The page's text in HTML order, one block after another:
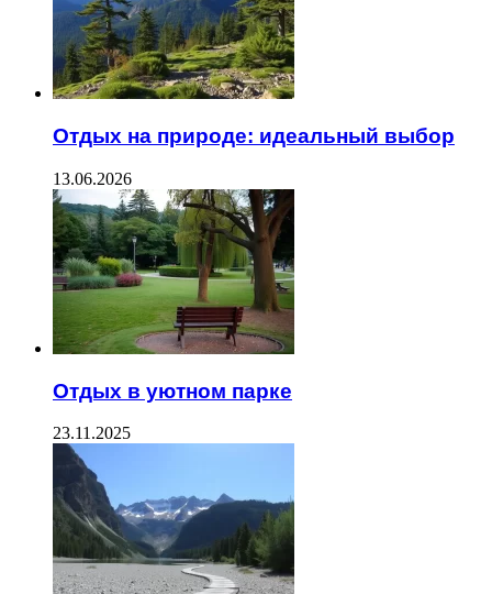
Отдых на природе: идеальный выбор
13.06.2026
Отдых в уютном парке
23.11.2025